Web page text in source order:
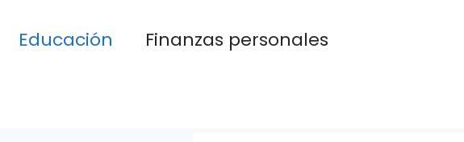
Educación
Finanzas personales